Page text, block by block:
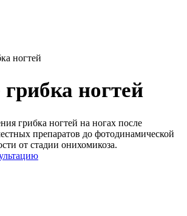
ногтей
ногтей
грибка ногтей на ногах после
препаратов до фотодинамической
от стадии онихомикоза.